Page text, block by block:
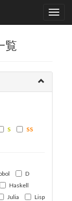
覧
S
SS
D
Haskell
Julia
Lisp